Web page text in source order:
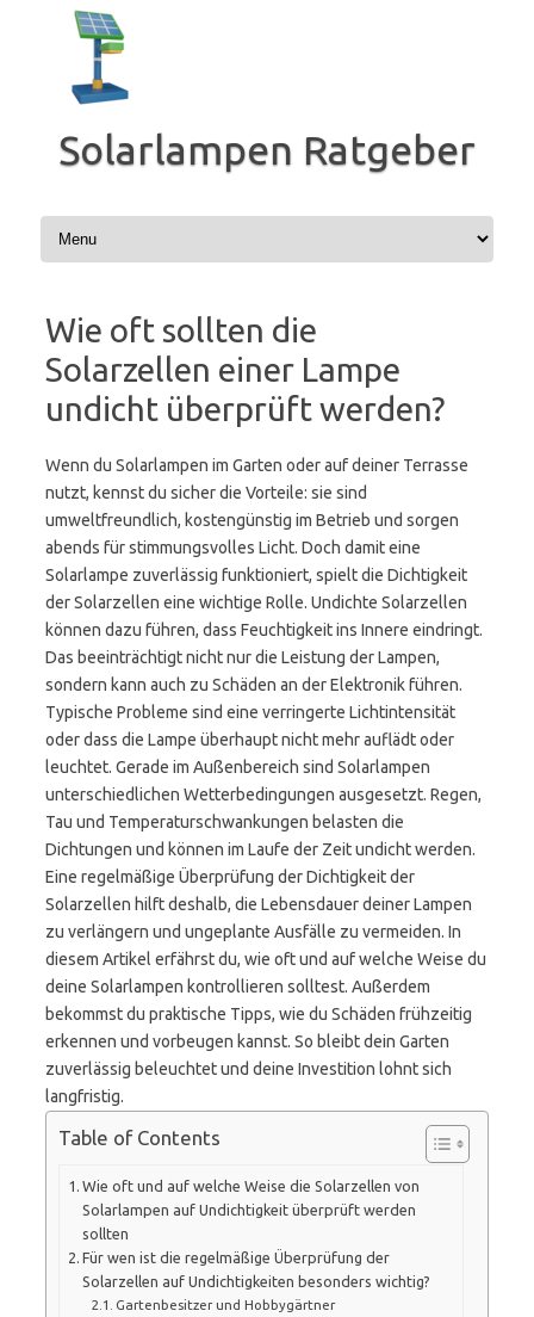
springen
Solarlampen Ratgeber
Wie oft sollten die
Solarzellen einer Lampe
undicht überprüft werden?
Wenn du Solarlampen im Garten oder auf deiner Terrasse
nutzt, kennst du sicher die Vorteile: sie sind
umweltfreundlich, kostengünstig im Betrieb und sorgen
abends für stimmungsvolles Licht. Doch damit eine
Solarlampe zuverlässig funktioniert, spielt die Dichtigkeit
der Solarzellen eine wichtige Rolle. Undichte Solarzellen
können dazu führen, dass Feuchtigkeit ins Innere eindringt.
Das beeinträchtigt nicht nur die Leistung der Lampen,
sondern kann auch zu Schäden an der Elektronik führen.
Typische Probleme sind eine verringerte Lichtintensität
oder dass die Lampe überhaupt nicht mehr auflädt oder
leuchtet. Gerade im Außenbereich sind Solarlampen
unterschiedlichen Wetterbedingungen ausgesetzt. Regen,
Tau und Temperaturschwankungen belasten die
Dichtungen und können im Laufe der Zeit undicht werden.
Eine regelmäßige Überprüfung der Dichtigkeit der
Solarzellen hilft deshalb, die Lebensdauer deiner Lampen
zu verlängern und ungeplante Ausfälle zu vermeiden. In
diesem Artikel erfährst du, wie oft und auf welche Weise du
deine Solarlampen kontrollieren solltest. Außerdem
bekommst du praktische Tipps, wie du Schäden frühzeitig
erkennen und vorbeugen kannst. So bleibt dein Garten
zuverlässig beleuchtet und deine Investition lohnt sich
langfristig.
Table of Contents
Wie oft und auf welche Weise die Solarzellen von
Solarlampen auf Undichtigkeit überprüft werden
sollten
Für wen ist die regelmäßige Überprüfung der
Solarzellen auf Undichtigkeiten besonders wichtig?
Gartenbesitzer und Hobbygärtner